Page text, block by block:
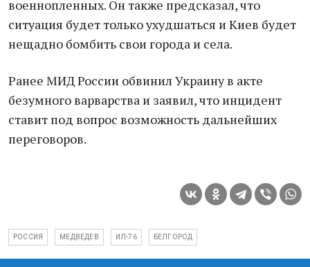
военнопленных. Он также предсказал, что
ситуация будет только ухудшаться и Киев будет
нещадно бомбить свои города и села.
Ранее МИД России обвинил Украину в акте
безумного варварства и заявил, что инцидент
ставит под вопрос возможность дальнейших
переговоров.
РОССИЯ МЕДВЕДЕВ ИЛ-76 БЕЛГОРОД